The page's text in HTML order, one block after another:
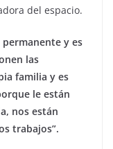
del espacio.
y es
las
familia y es
le están
nos están
trabajos”.